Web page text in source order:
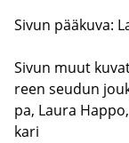
Sivun pää­ku­va:
Sivun muut
reen seu­dun
pa, Laura
ka­ri